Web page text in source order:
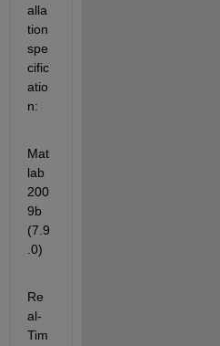
alla
tion
spe
cific
atio
n:
Mat
lab
200
9b
(7.9
.0)
Re
al-
Tim